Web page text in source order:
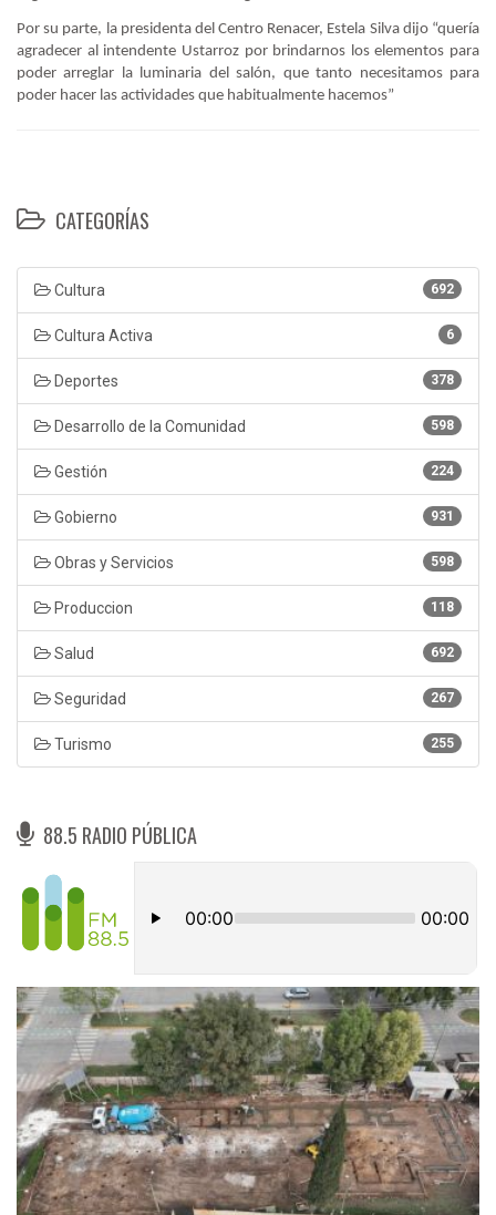
Por su parte, la presidenta del Centro Renacer, Estela Silva dijo “quería
agradecer al intendente Ustarroz por brindarnos los elementos para
poder arreglar la luminaria del salón, que tanto necesitamos para
poder hacer las actividades que habitualmente hacemos”
CATEGORÍAS
692
Cultura
6
Cultura Activa
378
Deportes
598
Desarrollo de la Comunidad
224
Gestión
931
Gobierno
598
Obras y Servicios
118
Produccion
692
Salud
267
Seguridad
255
Turismo
88.5 RADIO PÚBLICA